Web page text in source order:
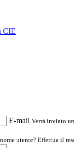
CIE
E-mail Verrà inviato
utente? Effettua il